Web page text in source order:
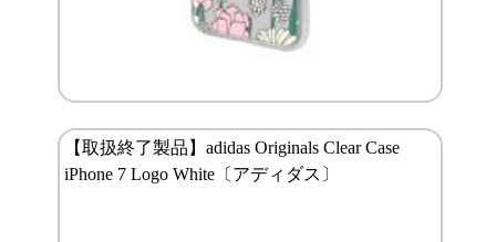
【取扱終了製品】adidas Originals Clear Case
iPhone 7 Logo White〔アディダス〕